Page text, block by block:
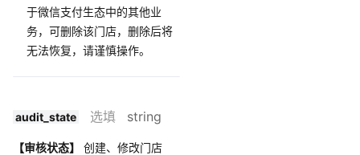
于微信支付生态中的其他业
务，可删除该门店，删除后将
无法恢复，请谨慎操作。
audit_state 选填 string
【审核状态】
创建、修改门店